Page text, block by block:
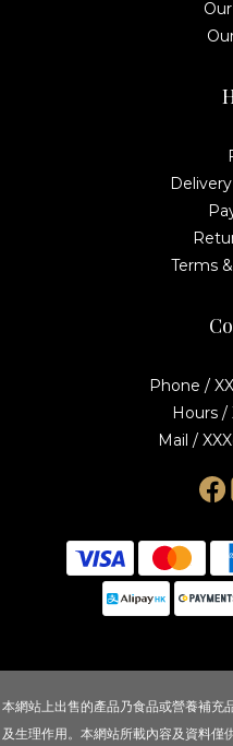
Terms
Phone /
Hours /
Mail /
本網站上出售的產品乃食品或營養補充
及生理作用。本網站所載內容及資料僅